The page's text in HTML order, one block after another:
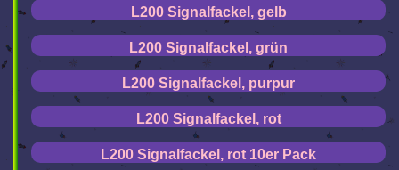
L200 Signalfackel, gelb
L200 Signalfackel, grün
L200 Signalfackel, purpur
L200 Signalfackel, rot
L200 Signalfackel, rot 10er Pack